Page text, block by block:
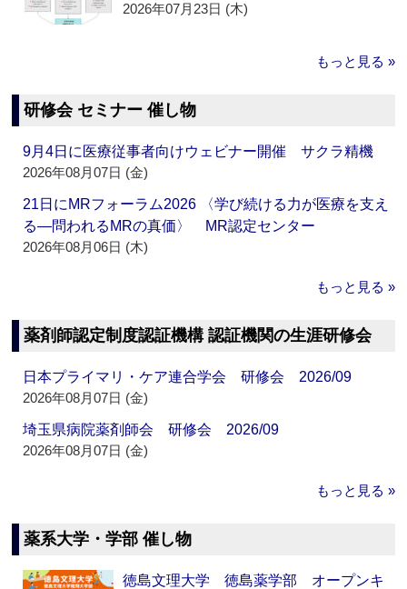
2026年07月23日 (木)
もっと見る »
研修会 セミナー 催し物
9月4日に医療従事者向けウェビナー開催 サクラ精機
2026年08月07日 (金)
21日にMRフォーラム2026 〈学び続ける力が医療を支え
る―問われるMRの真価〉 MR認定センター
2026年08月06日 (木)
もっと見る »
薬剤師認定制度認証機構 認証機関の生涯研修会
日本プライマリ・ケア連合学会 研修会 2026/09
2026年08月07日 (金)
埼玉県病院薬剤師会 研修会 2026/09
2026年08月07日 (金)
もっと見る »
薬系大学・学部 催し物
徳島文理大学 徳島薬学部 オープンキ